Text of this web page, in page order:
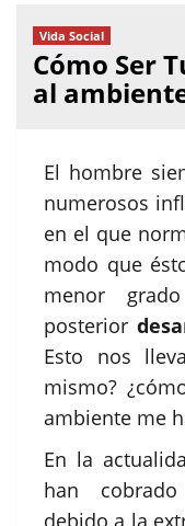
Vida Social
Cómo Ser
al
El hombre
numerosos
en el que
modo que
menor
posterior
Esto nos
mismo?
ambiente me
En la
han
debido a la